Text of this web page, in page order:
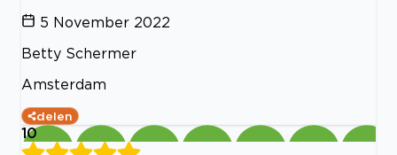
5 November 2022
Betty Schermer
Amsterdam
delen
10